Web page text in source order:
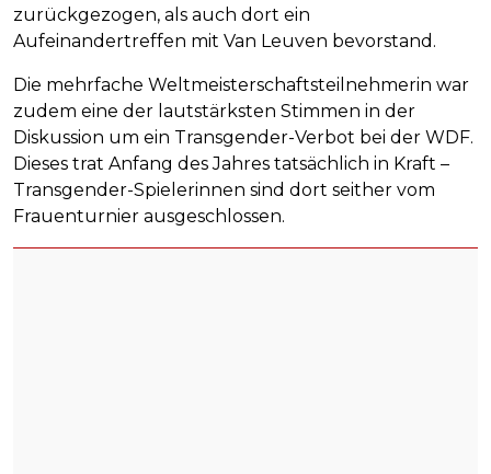
zurückgezogen, als auch dort ein
Aufeinandertreffen mit Van Leuven bevorstand.
Die mehrfache Weltmeisterschaftsteilnehmerin war
zudem eine der lautstärksten Stimmen in der
Diskussion um ein Transgender-Verbot bei der WDF.
Dieses trat Anfang des Jahres tatsächlich in Kraft –
Transgender-Spielerinnen sind dort seither vom
Frauenturnier ausgeschlossen.